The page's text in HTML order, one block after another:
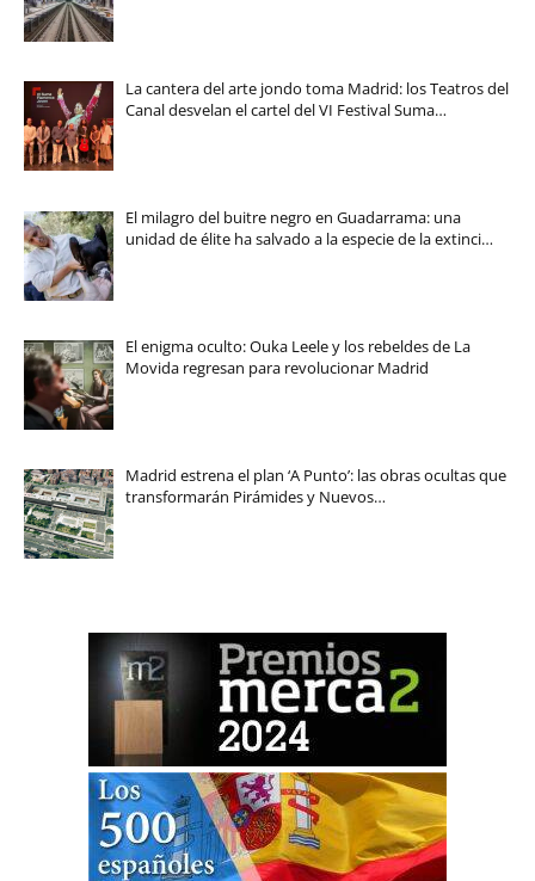
La cantera del arte jondo toma Madrid: los Teatros del
Canal desvelan el cartel del VI Festival Suma…
El milagro del buitre negro en Guadarrama: una
unidad de élite ha salvado a la especie de la extinci…
El enigma oculto: Ouka Leele y los rebeldes de La
Movida regresan para revolucionar Madrid
Madrid estrena el plan ‘A Punto’: las obras ocultas que
transformarán Pirámides y Nuevos…